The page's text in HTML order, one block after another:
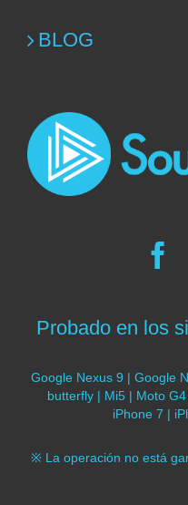
BLOG
Probado en los
Google Nexus 9 | Google
butterfly | Mi5 | Moto
iPhone 7 |
※ La operación no está